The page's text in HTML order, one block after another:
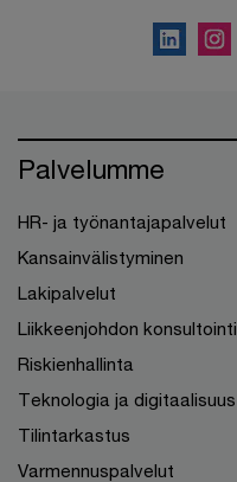
Palvelumme
HR- ja työnantajapalvelut
Kansainvälistyminen
Lakipalvelut
Liikkeenjohdon konsultointi
Riskienhallinta
Teknologia ja digitaalisuus
Tilintarkastus
Varmennuspalvelut